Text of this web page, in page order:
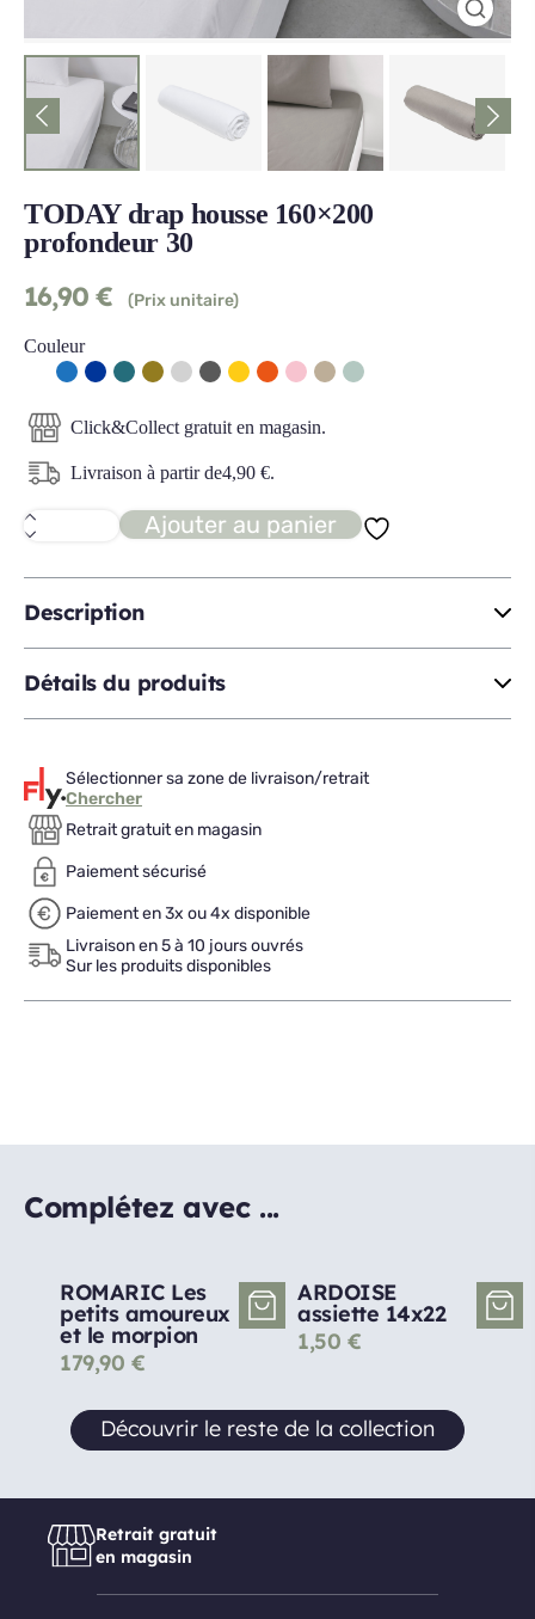
TODAY drap housse 160×200
profondeur 30
16,90 € (Prix unitaire)
Couleur
Click&Collect gratuit en magasin.
Livraison à partir de4,90 €.
quantité
de
drap
housse
160x200
profondeur
Ajouter au panier
Description
Détails du produits
Sélectionner sa zone de livraison/retrait
Chercher
Retrait gratuit en magasin
Paiement sécurisé
Paiement en 3x ou 4x disponible
Livraison en 5 à 10 jours ouvrés
Sur les produits disponibles
Complétez avec ...
ROMARIC Les
petits amoureux
et le morpion
179,90 €
ARDOISE
assiette 14x22
1,50 €
Découvrir le reste de la collection
Retrait gratuit
en magasin